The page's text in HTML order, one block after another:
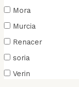
Mora
Murcia
Renacer
soria
Verin